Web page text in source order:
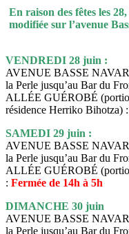
En raison des fêtes les
modifiée sur l’avenue
VENDREDI 28 juin :
AVENUE BASSE
la Perle jusqu’au Bar du
ALLÉE GUÉROBÉ
résidence Herriko Bihotza) :
SAMEDI 29 juin :
AVENUE BASSE
la Perle jusqu’au Bar du
ALLÉE GUÉROBÉ
: Fermée de 14h à 5h
DIMANCHE 30 juin
AVENUE BASSE
la Perle jusqu’au Bar du